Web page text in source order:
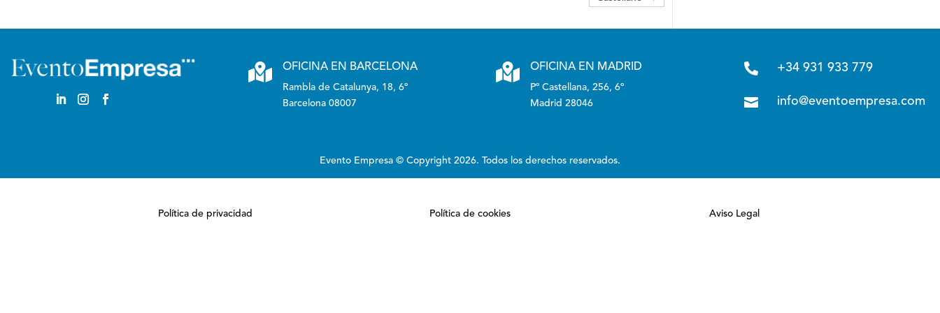
 OFICINA EN BARCELONA
Rambla de Catalunya, 18, 6º
Barcelona 08007
 OFICINA EN MADRID
Pº Castellana, 256, 6º
Madrid 28046
 +34 931 933 779
 info@eventoempresa.com
Evento Empresa © Copyright 2026. Todos los derechos reservados.
Política de privacidad Política de cookies Aviso Legal